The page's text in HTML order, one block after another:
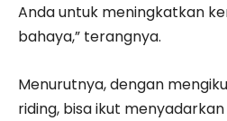
Anda untuk meningkatkan
bahaya,” terangnya.
Menurutnya, dengan
riding, bisa ikut